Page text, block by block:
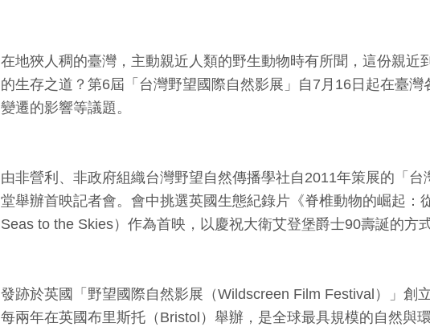
在地狹人稠的臺灣，主動親近人類的野生動物時有所聞，這份親
的生存之道？第6屆「台灣野望國際自然影展」自7月16日起在臺
變遷的影響等議題。
由非營利、非政府組織台灣野望自然傳播學社自2011年策展的「
堂舉辦首映記者會。會中挑選英國生態紀錄片《脊椎動物的崛起
Seas to the Skies）作為首映，以慶祝大衛艾登堡爵士90壽誕的方
發跡於英國「野望國際自然影展（Wildscreen Film Festival）」創
每兩年在英國布里斯托（Bristol）舉辦，是全球最具規模的自然與